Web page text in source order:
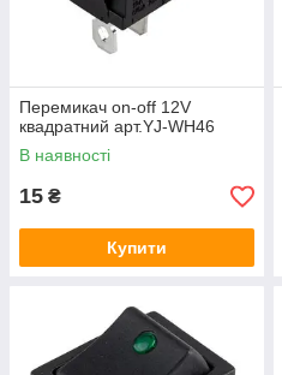
Перемикач on-off 12V
квадратний арт.YJ-WH46
В наявності
15 ₴
Купити